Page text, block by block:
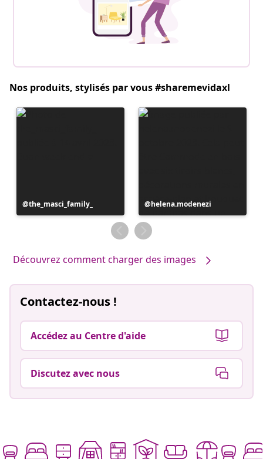
Nos produits, stylisés par vous #sharemevidaxl
Publication
publiée
the_masci_family_
Publication
publiée
par
helena.modenezi
Découvrez comment charger des images
Contactez-nous !
Accédez au Centre d'aide
Discutez avec nous